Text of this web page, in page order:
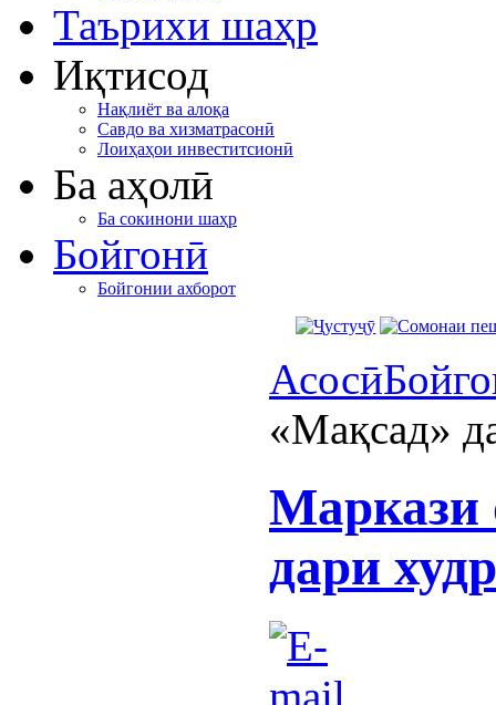
Таърихи шаҳр
Иқтисод
Нақлиёт ва алоқа
Савдо ва хизматрасонӣ
Лоиҳаҳои инвеститсионӣ
Ба аҳолӣ
Ба сокинони шаҳр
Бойгонӣ
Бойгонии ахборот
Асосӣ
«Мақсад»
Маркази
дари